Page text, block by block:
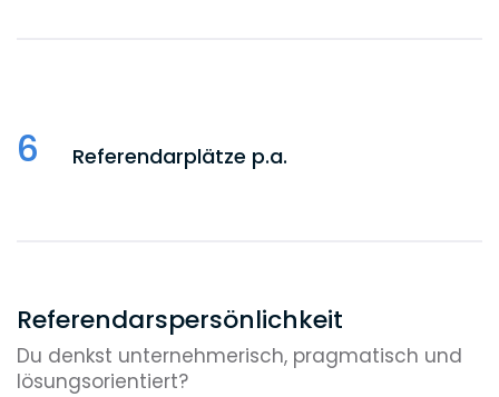
6 Referendarplätze p.a.
Referendarspersönlichkeit
Du denkst unternehmerisch, pragmatisch und
lösungsorientiert?